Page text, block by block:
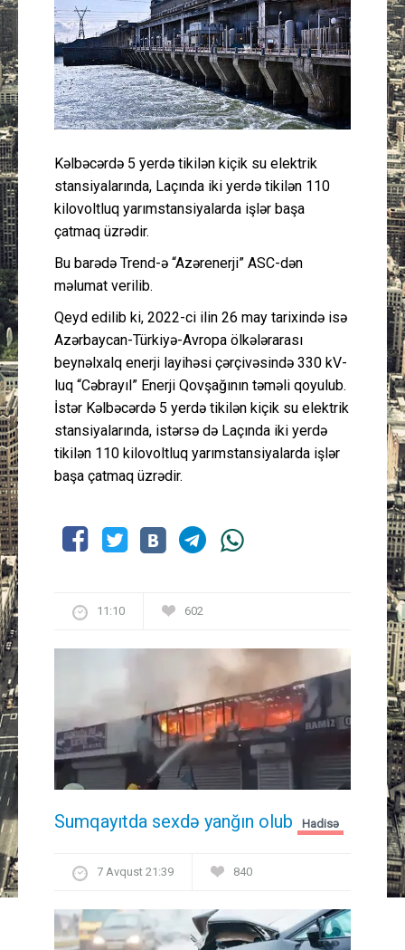
Mədəniyyət
Müsahibə
İdman
Gündəm
Əlaqə
Kəlbəcərdə 5 yerdə tikilən kiçik su elektrik
stansiyalarında, Laçında iki yerdə tikilən 110
kilovoltluq yarımstansiyalarda işlər başa
çatmaq üzrədir.
Bu barədə Trend-ə “Azərenerji” ASC-dən
məlumat verilib.
Qeyd edilib ki, 2022-ci ilin 26 may tarixində isə
Azərbaycan-Türkiyə-Avropa ölkələrarası
beynəlxalq enerji layihəsi çərçivəsində 330 kV-
luq “Cəbrayıl” Enerji Qovşağının təməli qoyulub.
İstər Kəlbəcərdə 5 yerdə tikilən kiçik su elektrik
stansiyalarında, istərsə də Laçında iki yerdə
tikilən 110 kilovoltluq yarımstansiyalarda işlər
başa çatmaq üzrədir.
11:10 602
Sumqayıtda sexdə yanğın olub Hadisə
7 Avqust 21:39 840